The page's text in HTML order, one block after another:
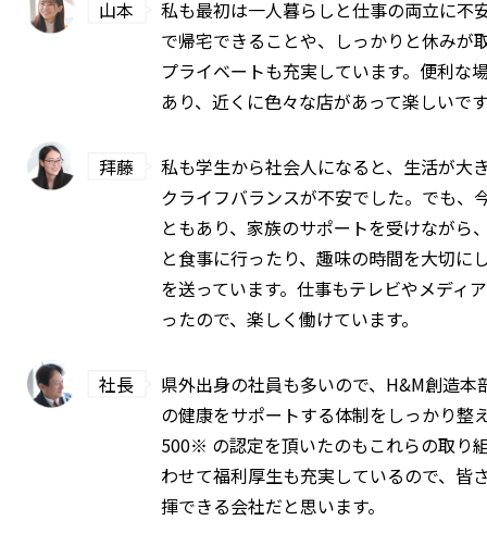
山本
私も最初は一人暮らしと仕事の両立に不
で帰宅できることや、しっかりと休みが
プライベートも充実しています。便利な
あり、近くに色々な店があって楽しいで
拜藤
私も学生から社会人になると、生活が大
クライフバランスが不安でした。でも、
ともあり、家族のサポートを受けながら
と食事に行ったり、趣味の時間を大切に
を送っています。仕事もテレビやメディ
ったので、楽しく働けています。
社長
県外出身の社員も多いので、H&M創造本
の健康をサポートする体制をしっかり整
500※ の認定を頂いたのもこれらの取り
わせて福利厚生も充実しているので、皆
揮できる会社だと思います。